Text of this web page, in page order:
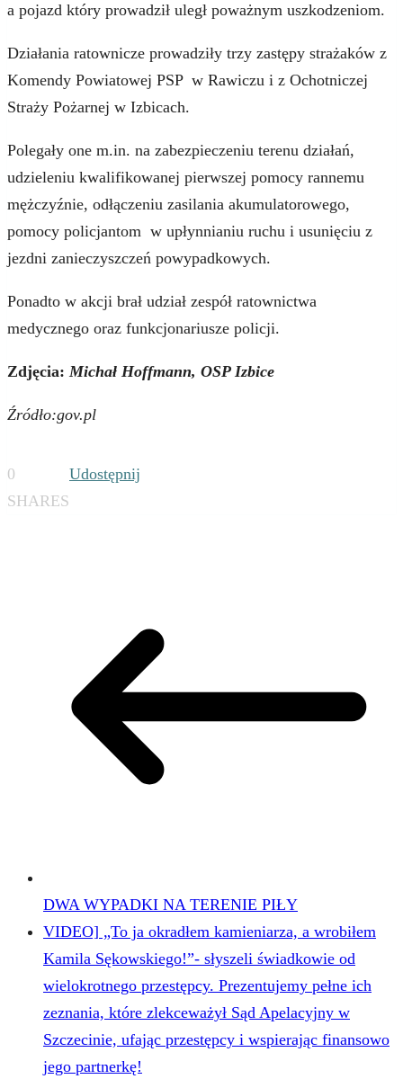
a pojazd który prowadził uległ poważnym uszkodzeniom.
Działania ratownicze prowadziły trzy zastępy strażaków z
Komendy Powiatowej PSP w Rawiczu i z Ochotniczej
Straży Pożarnej w Izbicach.
Polegały one m.in. na zabezpieczeniu terenu działań,
udzieleniu kwalifikowanej pierwszej pomocy rannemu
mężczyźnie, odłączeniu zasilania akumulatorowego,
pomocy policjantom w upłynnianiu ruchu i usunięciu z
jezdni zanieczyszczeń powypadkowych.
Ponadto w akcji brał udział zespół ratownictwa
medycznego oraz funkcjonariusze policji.
Zdjęcia: Michał Hoffmann, OSP Izbice
Źródło:gov.pl
0
SHARES
Udostępnij
DWA WYPADKI NA TERENIE PIŁY
VIDEO] „To ja okradłem kamieniarza, a wrobiłem
Kamila Sękowskiego!”- słyszeli świadkowie od
wielokrotnego przestępcy. Prezentujemy pełne ich
zeznania, które zlekceważył Sąd Apelacyjny w
Szczecinie, ufając przestępcy i wspierając finansowo
jego partnerkę!